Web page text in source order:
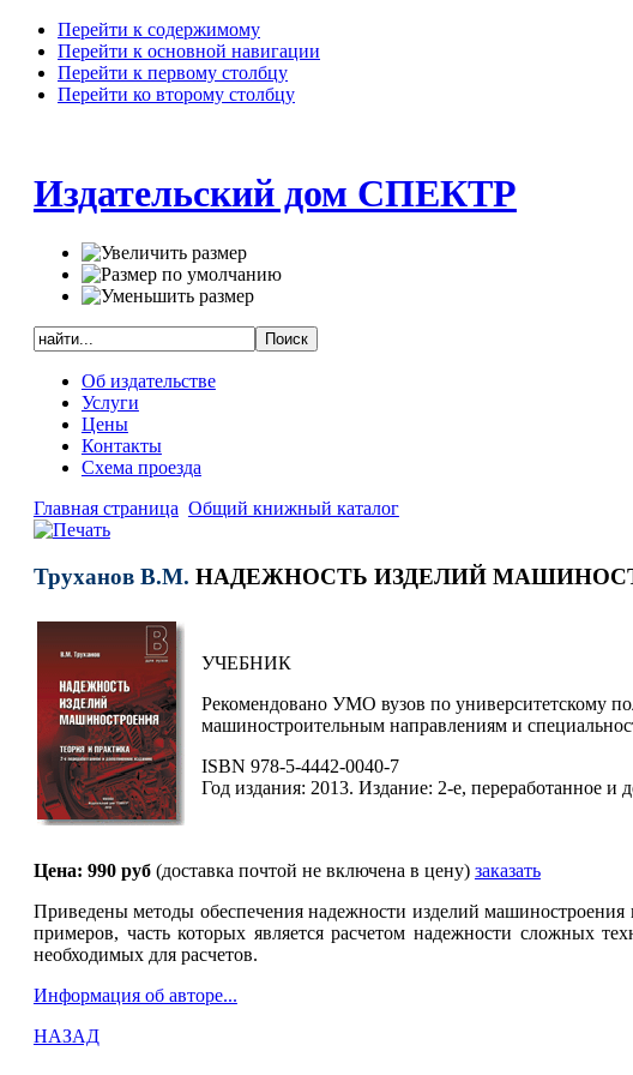
Перейти к содержимому
Перейти к основной навигации
Перейти к первому столбцу
Перейти ко второму столбцу
Издательский дом СПЕКТР
Об издательстве
Услуги
Цены
Контакты
Схема проезда
Главная страница Общий книжный каталог
Труханов В.М. НАДЕЖНОСТЬ ИЗДЕЛИЙ
УЧЕБНИК
Рекомендовано УМО вузов по университетскому
машиностроительным направлениям и
ISBN 978-5-4442-0040-7
Год издания: 2013. Издание: 2-е, переработанное
Цена: 990 руб (доставка почтой не включена в цену) заказать
Приведены методы обеспечения надежности изделий
примеров, часть которых является расчетом надежности сложных
необходимых для расчетов.
Информация об авторе...
НАЗАД